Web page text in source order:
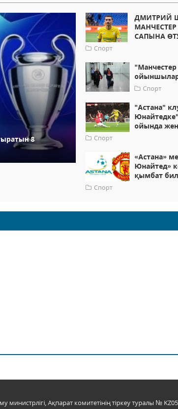
8
ДМИТРИЙ
САПЫНА
Спорт
Спорт
"Астана"
ойында
Спорт
«Астана»
Юнайтед»
қымбат
Спорт
Ақпарат комитетінің тіркеу туралы №